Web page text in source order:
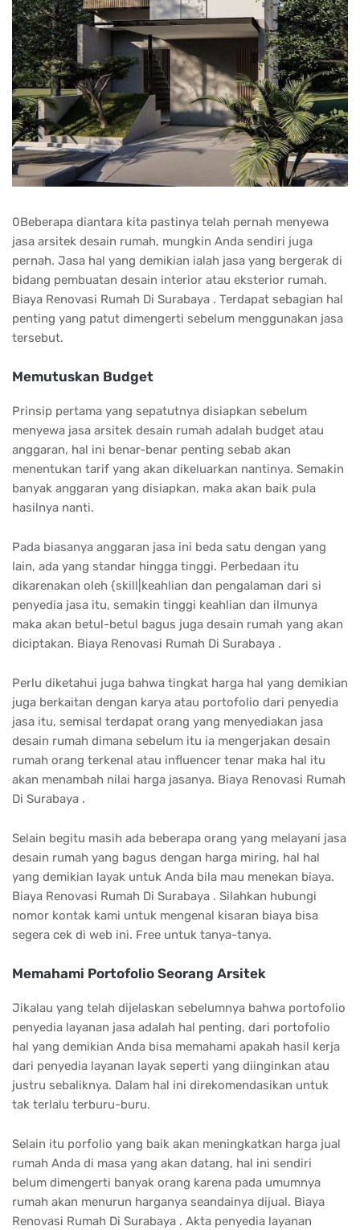
0Beberapa diantara kita pastinya telah pernah menyewa
jasa arsitek desain rumah, mungkin Anda sendiri juga
pernah. Jasa hal yang demikian ialah jasa yang bergerak di
bidang pembuatan desain interior atau eksterior rumah.
Biaya Renovasi Rumah Di Surabaya . Terdapat sebagian hal
penting yang patut dimengerti sebelum menggunakan jasa
tersebut.
Memutuskan Budget
Prinsip pertama yang sepatutnya disiapkan sebelum
menyewa jasa arsitek desain rumah adalah budget atau
anggaran, hal ini benar-benar penting sebab akan
menentukan tarif yang akan dikeluarkan nantinya. Semakin
banyak anggaran yang disiapkan, maka akan baik pula
hasilnya nanti.
Pada biasanya anggaran jasa ini beda satu dengan yang
lain, ada yang standar hingga tinggi. Perbedaan itu
dikarenakan oleh {skill|keahlian dan pengalaman dari si
penyedia jasa itu, semakin tinggi keahlian dan ilmunya
maka akan betul-betul bagus juga desain rumah yang akan
diciptakan. Biaya Renovasi Rumah Di Surabaya .
Perlu diketahui juga bahwa tingkat harga hal yang demikian
juga berkaitan dengan karya atau portofolio dari penyedia
jasa itu, semisal terdapat orang yang menyediakan jasa
desain rumah dimana sebelum itu ia mengerjakan desain
rumah orang terkenal atau influencer tenar maka hal itu
akan menambah nilai harga jasanya. Biaya Renovasi Rumah
Di Surabaya .
Selain begitu masih ada beberapa orang yang melayani jasa
desain rumah yang bagus dengan harga miring, hal hal
yang demikian layak untuk Anda bila mau menekan biaya.
Biaya Renovasi Rumah Di Surabaya . Silahkan hubungi
nomor kontak kami untuk mengenal kisaran biaya bisa
segera cek di web ini. Free untuk tanya-tanya.
Memahami Portofolio Seorang Arsitek
Jikalau yang telah dijelaskan sebelumnya bahwa portofolio
penyedia layanan jasa adalah hal penting, dari portofolio
hal yang demikian Anda bisa memahami apakah hasil kerja
dari penyedia layanan layak seperti yang diinginkan atau
justru sebaliknya. Dalam hal ini direkomendasikan untuk
tak terlalu terburu-buru.
Selain itu porfolio yang baik akan meningkatkan harga jual
rumah Anda di masa yang akan datang, hal ini sendiri
belum dimengerti banyak orang karena pada umumnya
rumah akan menurun harganya seandainya dijual. Biaya
Renovasi Rumah Di Surabaya . Akta penyedia layanan